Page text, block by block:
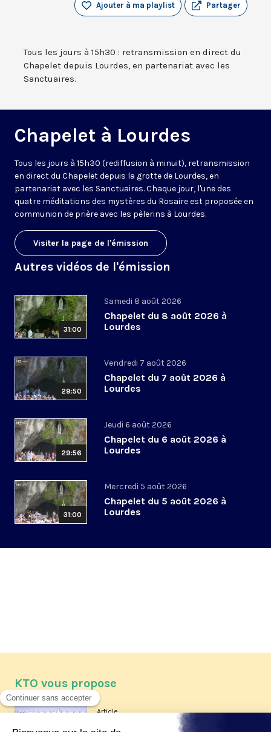
Partager
Ajouter à ma playlist
Tous les jours à 15h30 : retransmission en direct du
Chapelet depuis Lourdes, en partenariat avec les
Sanctuaires.
Chapelet à Lourdes
Tous les jours à 15h30 (rediffusion à minuit), retransmission
en direct du Chapelet depuis la grotte de Lourdes, en
partenariat avec les Sanctuaires. Chaque jour, l'une des
quatre méditations des mystères du Rosaire est proposée en
communion de prière avec les pèlerins à Lourdes.
Visiter la page de l'émission
Autres vidéos de l'émission
31:00
Samedi 8 août 2026
Chapelet du 8 août 2026 à
Lourdes
29:50
Vendredi 7 août 2026
Chapelet du 7 août 2026 à
Lourdes
29:56
Jeudi 6 août 2026
Chapelet du 6 août 2026 à
Lourdes
31:00
Mercredi 5 août 2026
Chapelet du 5 août 2026 à
Lourdes
KTO vous propose
Article
Les reportages d'été 2026 de KTO